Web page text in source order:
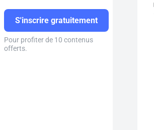
S'inscrire gratuitement
Pour profiter de 10 contenus
offerts.